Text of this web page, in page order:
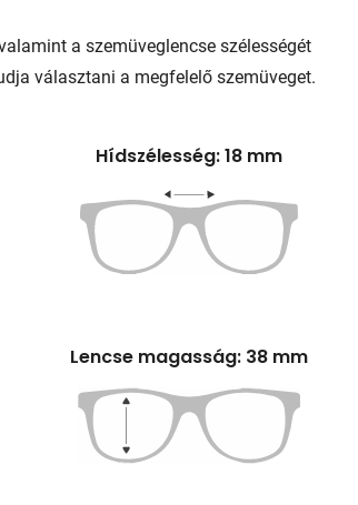
a szemüveglencse szélességét
választani a megfelelő szemüveget.
Hídszélesség: 18 mm
Lencse magasság: 38 mm